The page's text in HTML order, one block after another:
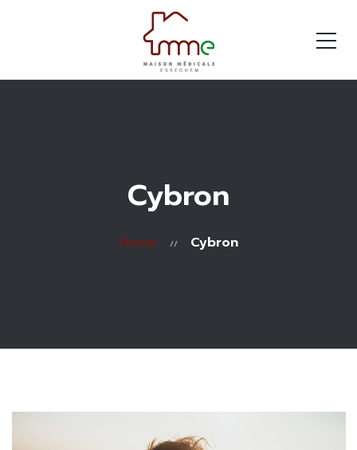
Cybron
Home Cybron